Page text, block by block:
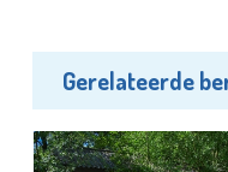
Gerelateerde